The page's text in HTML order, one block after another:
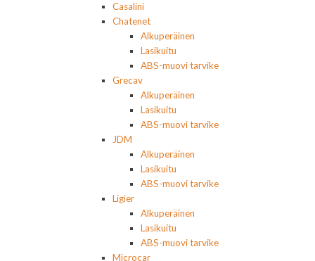
Casalini
Chatenet
Alkuperäinen
Lasikuitu
ABS-muovi tarvike
Grecav
Alkuperäinen
Lasikuitu
ABS-muovi tarvike
JDM
Alkuperäinen
Lasikuitu
ABS-muovi tarvike
Ligier
Alkuperäinen
Lasikuitu
ABS-muovi tarvike
Microcar